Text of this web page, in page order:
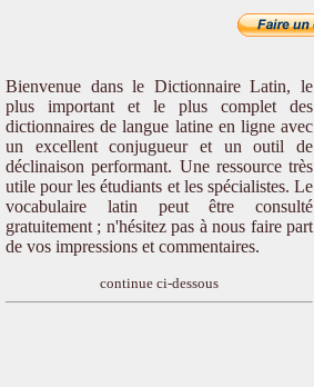
Bienvenue dans le Dictionnaire Latin, le
plus important et le plus complet des
dictionnaires de langue latine en ligne avec
un excellent conjugueur et un outil de
déclinaison performant. Une ressource très
utile pour les étudiants et les spécialistes. Le
vocabulaire latin peut être consulté
gratuitement ; n'hésitez pas à nous faire part
de vos impressions et commentaires.
continue ci-dessous